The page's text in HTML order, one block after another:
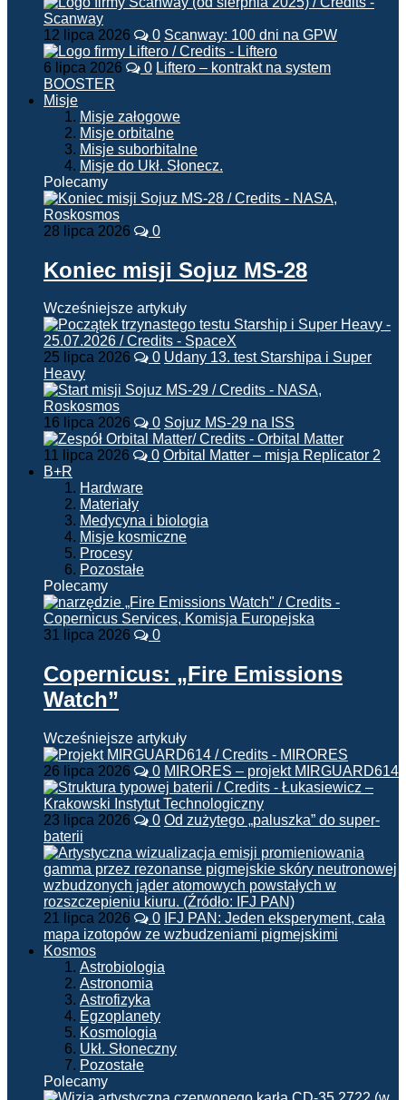
12 lipca 2026 0 Scanway: 100 dni na GPW
6 lipca 2026 0 Liftero – kontrakt na system
BOOSTER
Misje
Misje załogowe
Misje orbitalne
Misje suborbitalne
Misje do Ukł. Słonecz.
Polecamy
28 lipca 2026 0
Koniec misji Sojuz MS-28
Wcześniejsze artykuły
25 lipca 2026 0 Udany 13. test Starshipa i Super
Heavy
16 lipca 2026 0 Sojuz MS-29 na ISS
11 lipca 2026 0 Orbital Matter – misja Replicator 2
B+R
Hardware
Materiały
Medycyna i biologia
Misje kosmiczne
Procesy
Pozostałe
Polecamy
31 lipca 2026 0
Copernicus: „Fire Emissions
Watch”
Wcześniejsze artykuły
26 lipca 2026 0 MIRORES – projekt MIRGUARD614
23 lipca 2026 0 Od zużytego „paluszka” do super-
baterii
21 lipca 2026 0 IFJ PAN: Jeden eksperyment, cała
mapa izotopów ze wzbudzeniami pigmejskimi
Kosmos
Astrobiologia
Astronomia
Astrofizyka
Egzoplanety
Kosmologia
Ukł. Słoneczny
Pozostałe
Polecamy